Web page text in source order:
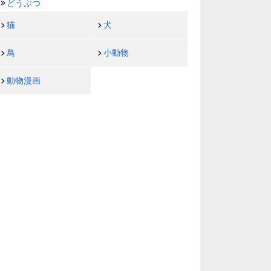
どうぶつ
猫 犬
鳥 小動物
動物漫画